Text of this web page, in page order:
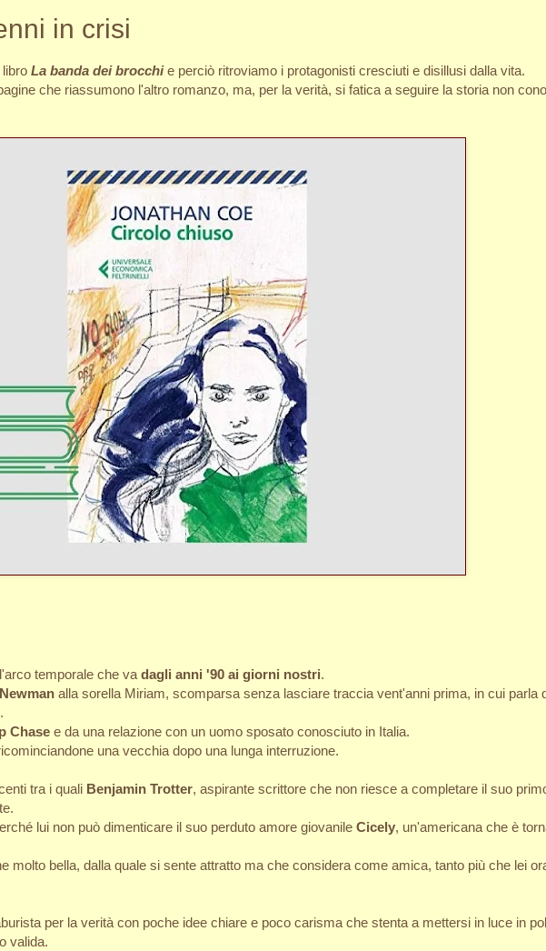
in crisi
La banda dei brocchie perciò ritroviamo i protagonisti cresciuti e disillusi dalla vita.
che riassumono l'altro romanzo, ma, per la verità, si fatica a seguire la storia non
temporale che va dagli anni '90 ai giorni nostri.
alla sorella Miriam, scomparsa senza lasciare traccia vent'anni prima, in cui parla
Chase e da una relazione con un uomo sposato conosciuto in Italia.
una vecchia dopo una lunga interruzione.
tra i quali Benjamin Trotter, aspirante scrittore che non riesce a completare il suo
lui non può dimenticare il suo perduto amore giovanile Cicely, un'americana che è
molto bella, dalla quale si sente attratto ma che considera come amica, tanto più che lei
per la verità con poche idee chiare e poco carisma che stenta a mettersi in luce in
valida.